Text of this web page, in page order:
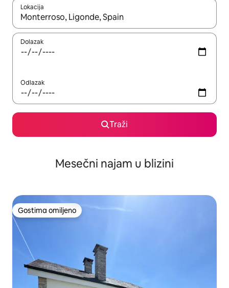
Lokacija
Kad su rezultati dostupni, možete da se krećete kroz njih
Dolazak
Odlazak
Traži
Mesečni najam u blizini
Gostima omiljeno
Gostima omiljeno